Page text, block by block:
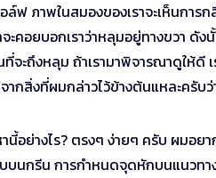
ฟ ภาพในสมองของเราจะเห็นการ
ะคอยบอกเราว่าหลุมอยู่ทางขวา ดั
ะถึงหลุม ถ้าเรามาพิจารณาดูให้ดี
ากสิ่งที่ผมกล่าวไว้ข้างต้นแหละครั
านี้อย่างไร? ตรงๆ ง่ายๆ ครับ ผม
นกรีน การกำหนดจุดหักบนแนวทา